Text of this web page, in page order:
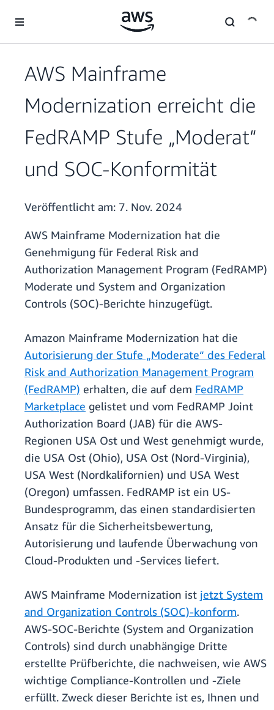
Überspringen zum Hauptinhalt
AWS Mainframe
Modernization erreicht die
FedRAMP Stufe „Moderat“
und SOC-Konformität
Veröffentlicht am: 7. Nov. 2024
AWS Mainframe Modernization hat die
Genehmigung für Federal Risk and
Authorization Management Program (FedRAMP)
Moderate und System and Organization
Controls (SOC)-Berichte hinzugefügt.
Amazon Mainframe Modernization hat die
Autorisierung der Stufe „Moderate“ des Federal
Risk and Authorization Management Program
(FedRAMP) erhalten, die auf dem FedRAMP
Marketplace gelistet und vom FedRAMP Joint
Authorization Board (JAB) für die AWS-
Regionen USA Ost und West genehmigt wurde,
die USA Ost (Ohio), USA Ost (Nord-Virginia),
USA West (Nordkalifornien) und USA West
(Oregon) umfassen. FedRAMP ist ein US-
Bundesprogramm, das einen standardisierten
Ansatz für die Sicherheitsbewertung,
Autorisierung und laufende Überwachung von
Cloud-Produkten und -Services liefert.
AWS Mainframe Modernization ist jetzt System
and Organization Controls (SOC)-konform.
AWS-SOC-Berichte (System and Organization
Controls) sind durch unabhängige Dritte
erstellte Prüfberichte, die nachweisen, wie AWS
wichtige Compliance-Kontrollen und -Ziele
erfüllt. Zweck dieser Berichte ist es, Ihnen und